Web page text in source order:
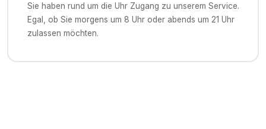
Sie haben rund um die Uhr Zugang zu unserem Service.
Egal, ob Sie morgens um 8 Uhr oder abends um 21 Uhr
zulassen möchten.